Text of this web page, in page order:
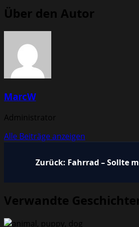
Über den Autor
MarcW
Administrator
Alle Beiträge anzeigen
Beitragsnavigation
Zurück: Fahrrad – Sollte
Verwandte